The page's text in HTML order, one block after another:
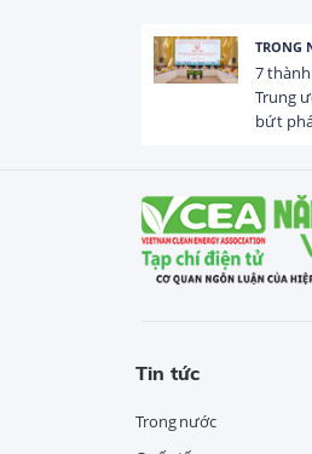
TRONG NƯỚC
7 thành phố trực thuộc
Trung ương quyết tâm
bứt phá từ các phong...
Tin tức
Trong nước